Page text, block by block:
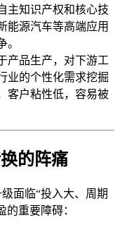
主知识产权和核心技
能源汽车等高端应用
。
产品生产，对下游工
业的个性化需求挖掘
客户粘性低，容易被
的阵痛
面临“投入大、周期
重要障碍：